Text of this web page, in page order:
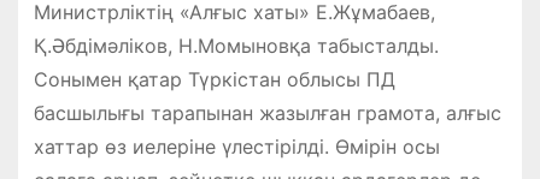
Министрліктің «Алғыс хаты» Е.Жұмабаев,
Қ.Әбдімәліков, Н.Момыновқа табысталды.
Сонымен қатар Түркістан облысы ПД
басшылығы тарапынан жазылған грамота, алғыс
хаттар өз иелеріне үлестірілді. Өмірін осы